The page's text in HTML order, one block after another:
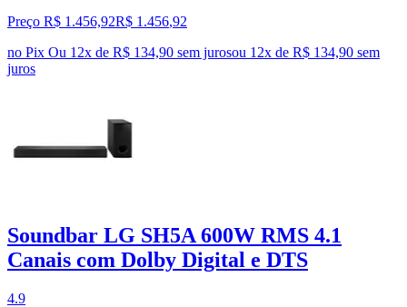
Preço R$ 1.456,92R$ 1.456,92
no Pix Ou 12x de R$ 134,90 sem jurosou 12x de R$ 134,90 sem
juros
Soundbar LG SH5A 600W RMS 4.1
Canais com Dolby Digital e DTS
4.9